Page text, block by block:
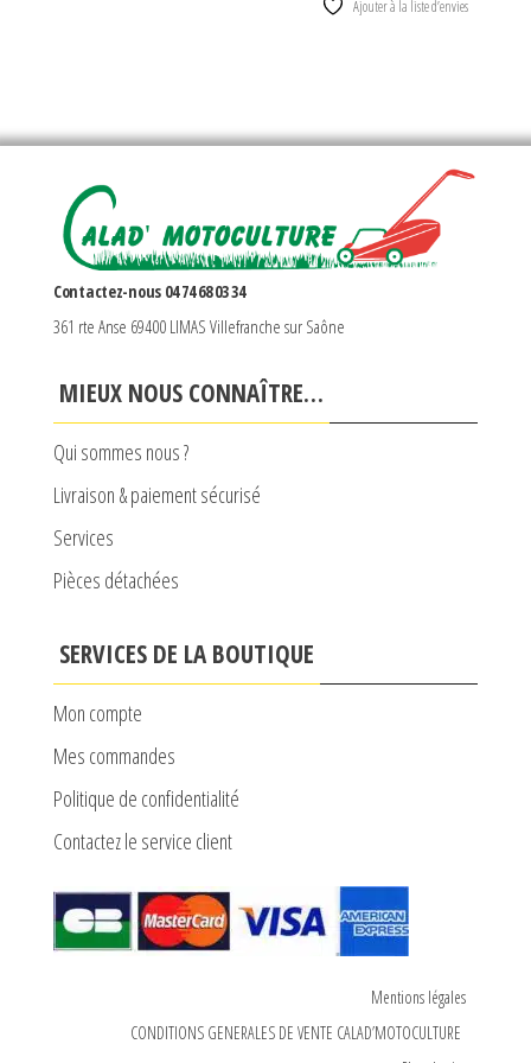
Ajouter à la liste d’envies
Contactez-nous 04 74 68 03 34
361 rte Anse 69400 LIMAS Villefranche sur Saône
MIEUX NOUS CONNAÎTRE…
Qui sommes nous ?
Livraison & paiement sécurisé
Services
Pièces détachées
SERVICES DE LA BOUTIQUE
Mon compte
Mes commandes
Politique de confidentialité
Contactez le service client
Mentions légales
CONDITIONS GENERALES DE VENTE CALAD’MOTOCULTURE